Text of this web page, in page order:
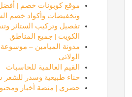
موقع كوبونات خصم |
وتخفيضات وأكواد خصم
تفصيل وتركيب الستائر
الكويت | جميع المناطق
مدونة الميامين –
الولائي
القيم العالمية للحاسبات
حناء طبيعية وسدر للشعر
حصري | منصة أخبار